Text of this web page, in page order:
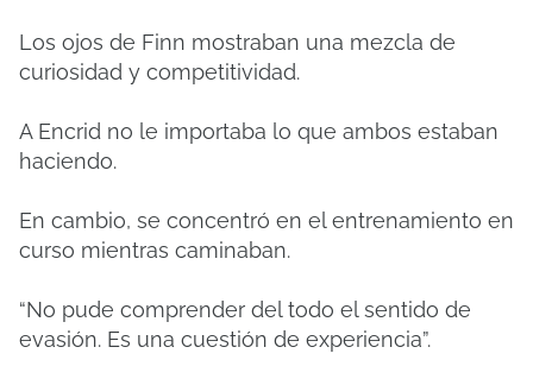
Los ojos de Finn mostraban una mezcla de
curiosidad y competitividad.
A Encrid no le importaba lo que ambos estaban
haciendo.
En cambio, se concentró en el entrenamiento en
curso mientras caminaban.
“No pude comprender del todo el sentido de
evasión. Es una cuestión de experiencia”.